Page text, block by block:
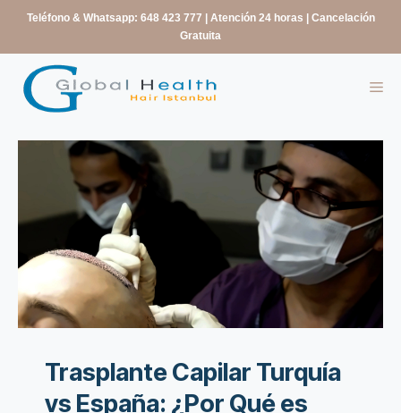
contenido
Teléfono & Whatsapp: 648 423 777
| Atención 24 horas | Cancelación
Gratuita
Trasplante Capilar Turquía
vs España: ¿Por Qué es